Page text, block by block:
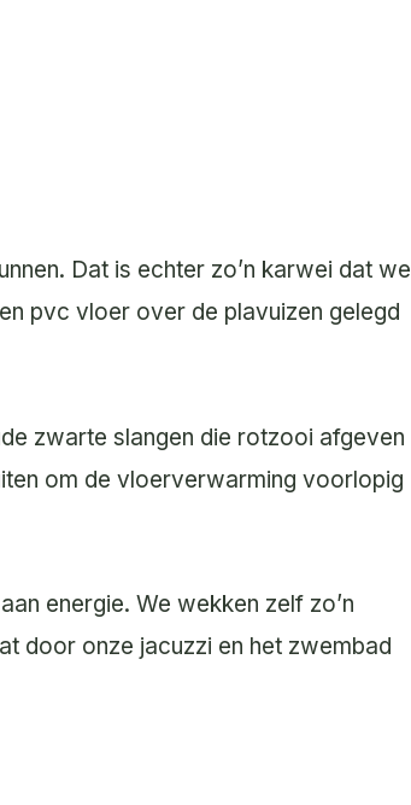
Dat is echter zo’n karwei dat we
pvc vloer over de plavuizen gelegd
zwarte slangen die rotzooi afgeven
om de vloerverwarming voorlopig
energie. We wekken zelf zo’n
door onze jacuzzi en het zwembad